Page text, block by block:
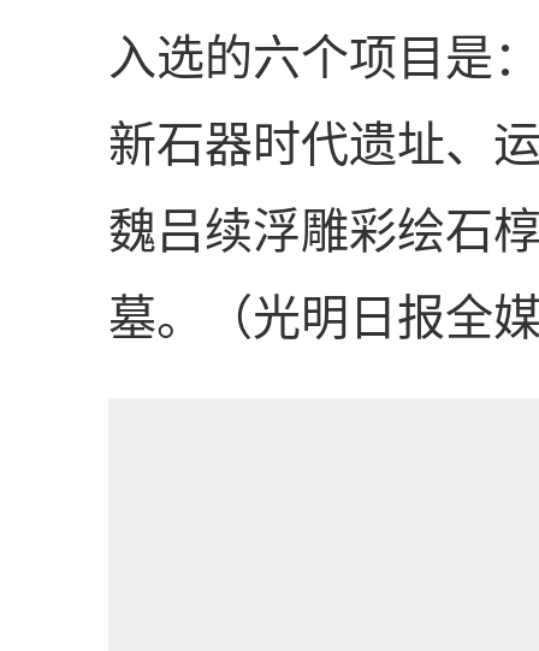
入选的六个项目是
新石器时代遗址、
魏吕续浮雕彩绘石
墓。（光明日报全